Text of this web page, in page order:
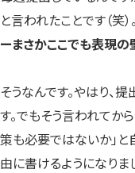
と言われたことです（笑）。
ーまさかここでも表現の
そうなんです。やはり、
す。でもそう言われてか
策も必要ではないか」と
由に書けるようになりま